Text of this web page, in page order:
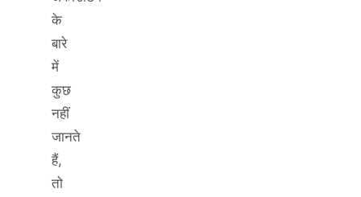
के
बारे
में
कुछ
नहीं
जानते
हैं,
तो